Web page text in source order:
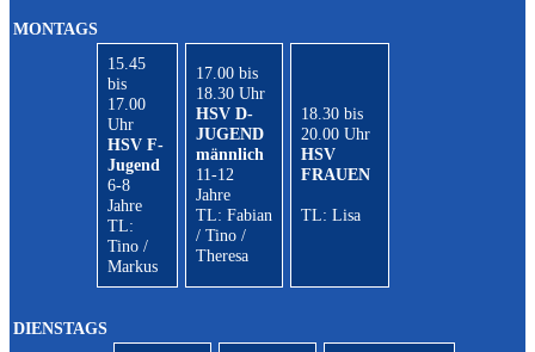
MONTAGS
15.45
bis
17.00
Uhr
HSV F-
Jugend
6-8
Jahre
TL:
Tino /
Markus
17.00 bis
18.30 Uhr
HSV D-
JUGEND
männlich
11-12
Jahre
TL: Fabian
/ Tino /
Theresa
18.30 bis
20.00 Uhr
HSV
FRAUEN
TL: Lisa
DIENSTAGS